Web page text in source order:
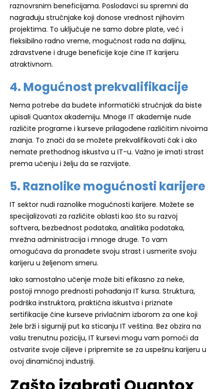
raznovrsnim beneficijama. Poslodavci su spremni da
nagrađuju stručnjake koji donose vrednost njihovim
projektima. To uključuje ne samo dobre plate, već i
fleksibilno radno vreme, mogućnost rada na daljinu,
zdravstvene i druge beneficije koje čine IT karijeru
atraktivnom.
4. Mogućnost prekvalifikacije
Nema potrebe da budete informatički stručnjak da biste
upisali Quantox akademiju. Mnoge IT akademije nude
različite programe i kurseve prilagođene različitim nivoima
znanja. To znači da se možete prekvalifikovati čak i ako
nemate prethodnog iskustva u IT-u. Važno je imati strast
prema učenju i želju da se razvijate.
5. Raznolike mogućnosti karijere
IT sektor nudi raznolike mogućnosti karijere. Možete se
specijalizovati za različite oblasti kao što su razvoj
softvera, bezbednost podataka, analitika podataka,
mrežna administracija i mnoge druge. To vam
omogućava da pronađete svoju strast i usmerite svoju
karijeru u željenom smeru.
Iako samostalno učenje može biti efikasno za neke,
postoji mnogo prednosti pohađanja IT kursa. Struktura,
podrška instruktora, praktična iskustva i priznate
sertifikacije čine kurseve privlačnim izborom za one koji
žele brži i sigurniji put ka sticanju IT veština. Bez obzira na
vašu trenutnu poziciju, IT kursevi mogu vam pomoći da
ostvarite svoje ciljeve i pripremite se za uspešnu karijeru u
ovoj dinamičnoj industriji.